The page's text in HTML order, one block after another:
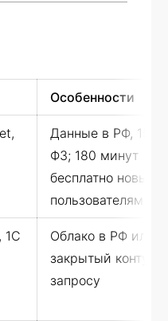
Особенности
Данные в РФ, 152-
ФЗ; 180 минут
бесплатно новым
пользователям
1С
Облако в РФ или
закрытый контур по
запросу